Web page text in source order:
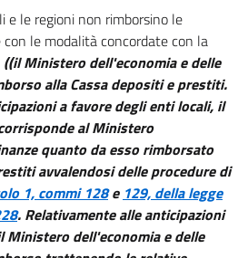
e le regioni non rimborsino le
le modalità concordate con la
((il Ministero dell'economia e delle
alla Cassa depositi e prestiti.
a favore degli enti locali, il
al Ministero
quanto da esso rimborsato
avvalendosi delle procedure di
1, commi 128e 129, della legge
. Relativamente alle anticipazioni
Ministero dell'economia e delle